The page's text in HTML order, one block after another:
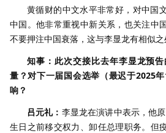
黄循财的中文水平非常好，对中国
中国。他非常重视中新关系，也关注中
不要押注中国衰落，这与李显龙有相似之
知事：此次交接比去年李显龙预
量？对下一届国会选举（最迟于2025
响？
吕元礼： 李显龙在演讲中表示，他
生日之前移交权力、卸任总理职务。但